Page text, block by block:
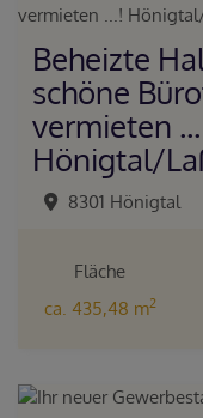
Beheizte
schöne
vermieten
Hönigtal/
8301 Hönigtal
Fläche
ca. 435,48 m2